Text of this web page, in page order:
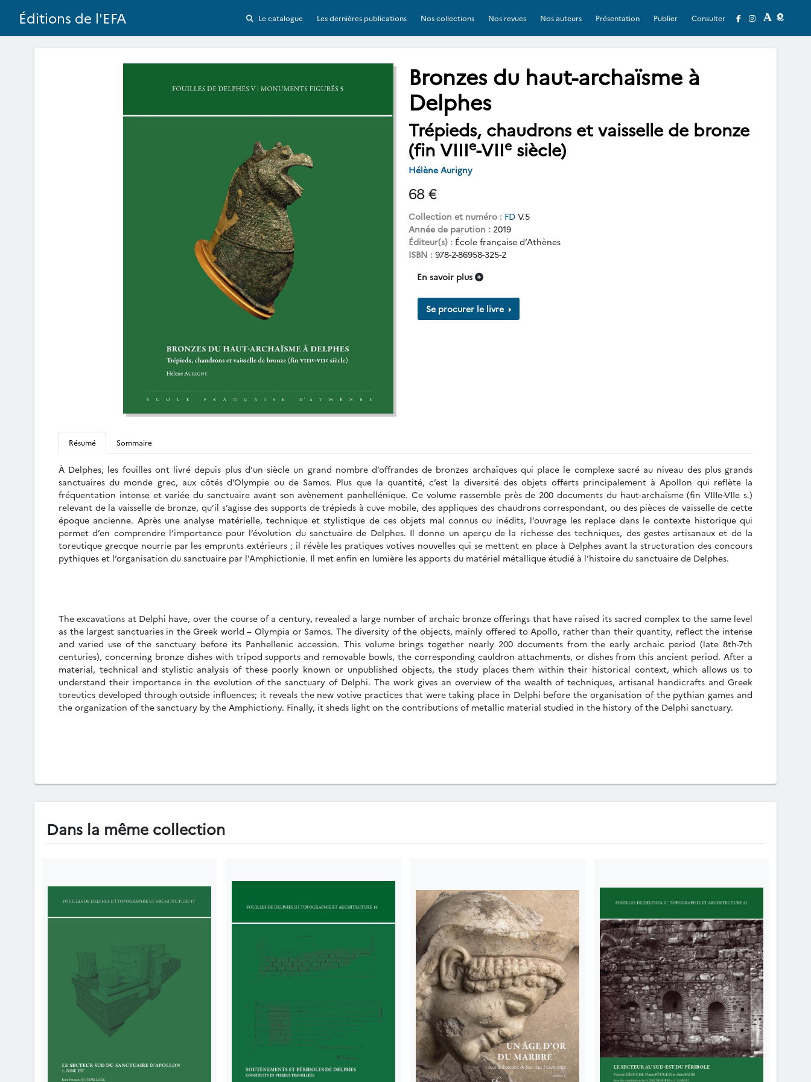
Éditions de l'EFA Le catalogue Les dernières publications Nos collections Nos revues Nos auteurs Présentation Publier Consulter
Bronzes du haut-archaïsme à
Delphes
Trépieds, chaudrons et vaisselle de bronze
(fin VIIIe-VIIesiècle)
Hélène Aurigny
68 €
Collection et numéro : FD V.5
Année de parution : 2019
Éditeur(s) : École française d’Athènes
ISBN : 978-2-86958-325-2
En savoir plus
Se procurer le livre
Résumé Sommaire
À Delphes, les fouilles ont livré depuis plus d’un siècle un grand nombre d’offrandes de bronzes archaïques qui place le complexe sacré au niveau des plus grands
sanctuaires du monde grec, aux côtés d’Olympie ou de Samos. Plus que la quantité, c’est la diversité des objets offerts principalement à Apollon qui reflète la
fréquentation intense et variée du sanctuaire avant son avènement panhellénique. Ce volume rassemble près de 200 documents du haut-archaïsme (fin VIIIe-VIIe s.)
relevant de la vaisselle de bronze, qu’il s’agisse des supports de trépieds à cuve mobile, des appliques des chaudrons correspondant, ou des pièces de vaisselle de cette
époque ancienne. Après une analyse matérielle, technique et stylistique de ces objets mal connus ou inédits, l’ouvrage les replace dans le contexte historique qui
permet d’en comprendre l’importance pour l’évolution du sanctuaire de Delphes. Il donne un aperçu de la richesse des techniques, des gestes artisanaux et de la
toreutique grecque nourrie par les emprunts extérieurs ; il révèle les pratiques votives nouvelles qui se mettent en place à Delphes avant la structuration des concours
pythiques et l’organisation du sanctuaire par l’Amphictionie. Il met enfin en lumière les apports du matériel métallique étudié à l’histoire du sanctuaire de Delphes.
The excavations at Delphi have, over the course of a century, revealed a large number of archaic bronze offerings that have raised its sacred complex to the same level
as the largest sanctuaries in the Greek world – Olympia or Samos. The diversity of the objects, mainly offered to Apollo, rather than their quantity, reflect the intense
and varied use of the sanctuary before its Panhellenic accession. This volume brings together nearly 200 documents from the early archaic period (late 8th-7th
centuries), concerning bronze dishes with tripod supports and removable bowls, the corresponding cauldron attachments, or dishes from this ancient period. After a
material, technical and stylistic analysis of these poorly known or unpublished objects, the study places them within their historical context, which allows us to
understand their importance in the evolution of the sanctuary of Delphi. The work gives an overview of the wealth of techniques, artisanal handicrafts and Greek
toreutics developed through outside influences; it reveals the new votive practices that were taking place in Delphi before the organisation of the pythian games and
the organization of the sanctuary by the Amphictiony. Finally, it sheds light on the contributions of metallic material studied in the history of the Delphi sanctuary.
Dans la même collection